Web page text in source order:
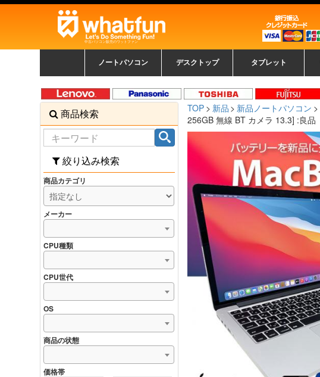
中古パソコン販売のワットファン
ノートパソコン
覧
パソコン
ッカード
デスクトップ
中古デスクトップ一覧
新品デスクトップ一
覧
ゲーミングパソコン
トレーディングパソ
コン
ッカード
タブレット
TOP 新品 新品ノートパソコン
256GB 無線 BT カメラ 13.3] :良品
商品検索
絞り込み検索
商品カテゴリ
メーカー
CPU種類
CPU世代
OS
商品の状態
価格帯